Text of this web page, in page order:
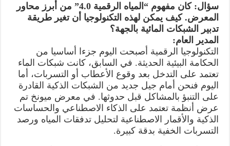
سؤال: كان مفهوم “المياه الرقمية 4.0” من أبرز محاور
المعرض. كيف يمكن لهذه التكنولوجيا أن تغير طريقة
تدبير الشبكات المائية بالجهة؟
المدير العام:
التكنولوجيا الرقمية أصبحت اليوم جزءا أساسيا من
الحكامة البيئية الحديثة. في السابق، كانت شبكات الماء
تعتمد على التدخل بعد وقوع الأعطاب أو التسربات، أما
اليوم فنحن أمام جيل جديد من الشبكات الذكية القادرة
على التنبؤ بالمشاكل قبل حدوثها. في معرض ميونخ تم
عرض أنظمة تعتمد على الذكاء الاصطناعي والحساسات
الذكية والأقمار الاصطناعية لتحليل تدفقات المياه ورصد
التسربات الخفية بدقة كبيرة.